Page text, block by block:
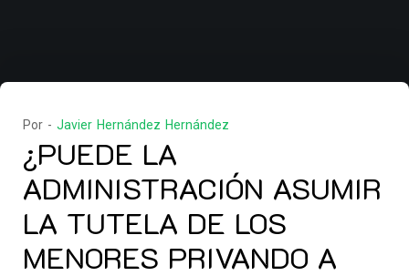
Por - Javier Hernández Hernández
¿PUEDE LA
ADMINISTRACIÓN ASUMIR
LA TUTELA DE LOS
MENORES PRIVANDO A